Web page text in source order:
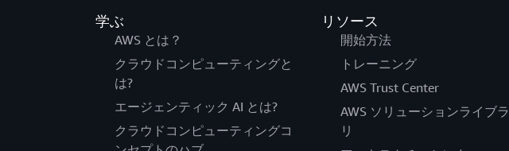
学ぶ
AWS とは？
クラウドコンピューティングと
は?
エージェンティック AI とは?
クラウドコンピューティングコ
リソース
開始方法
トレーニング
AWS Trust Center
AWS ソリューションライブラ
リ